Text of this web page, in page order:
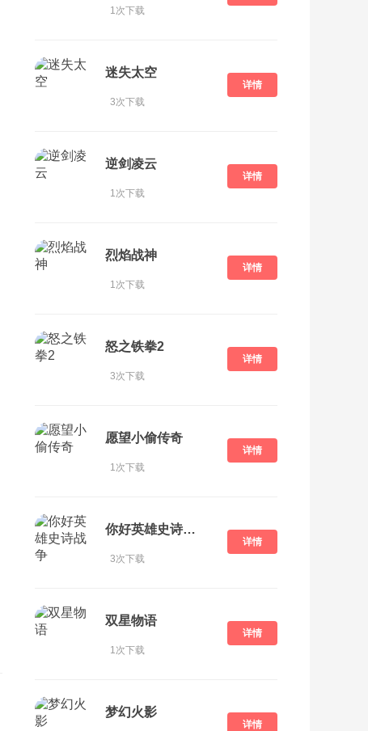
1次下载
迷失太空
3次下载
详情
逆剑凌云
1次下载
详情
烈焰战神
1次下载
详情
怒之铁拳2
3次下载
详情
愿望小偷传奇
1次下载
详情
你好英雄史诗战争
3次下载
详情
双星物语
1次下载
详情
梦幻火影
详情